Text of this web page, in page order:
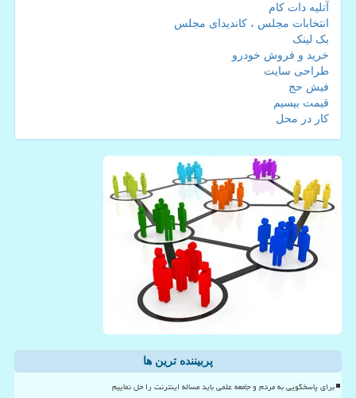
آتلیه دات کام
انتخابات مجلس ، کاندیدای مجلس
بک لینک
خرید و فروش خودرو
طراحی سایت
فیش حج
قیمت بیسیم
کار در محل
پربیننده ترین ها
برای پاسخگویی به مردم و جامعه علمی باید مساله اینترنت را حل نماییم